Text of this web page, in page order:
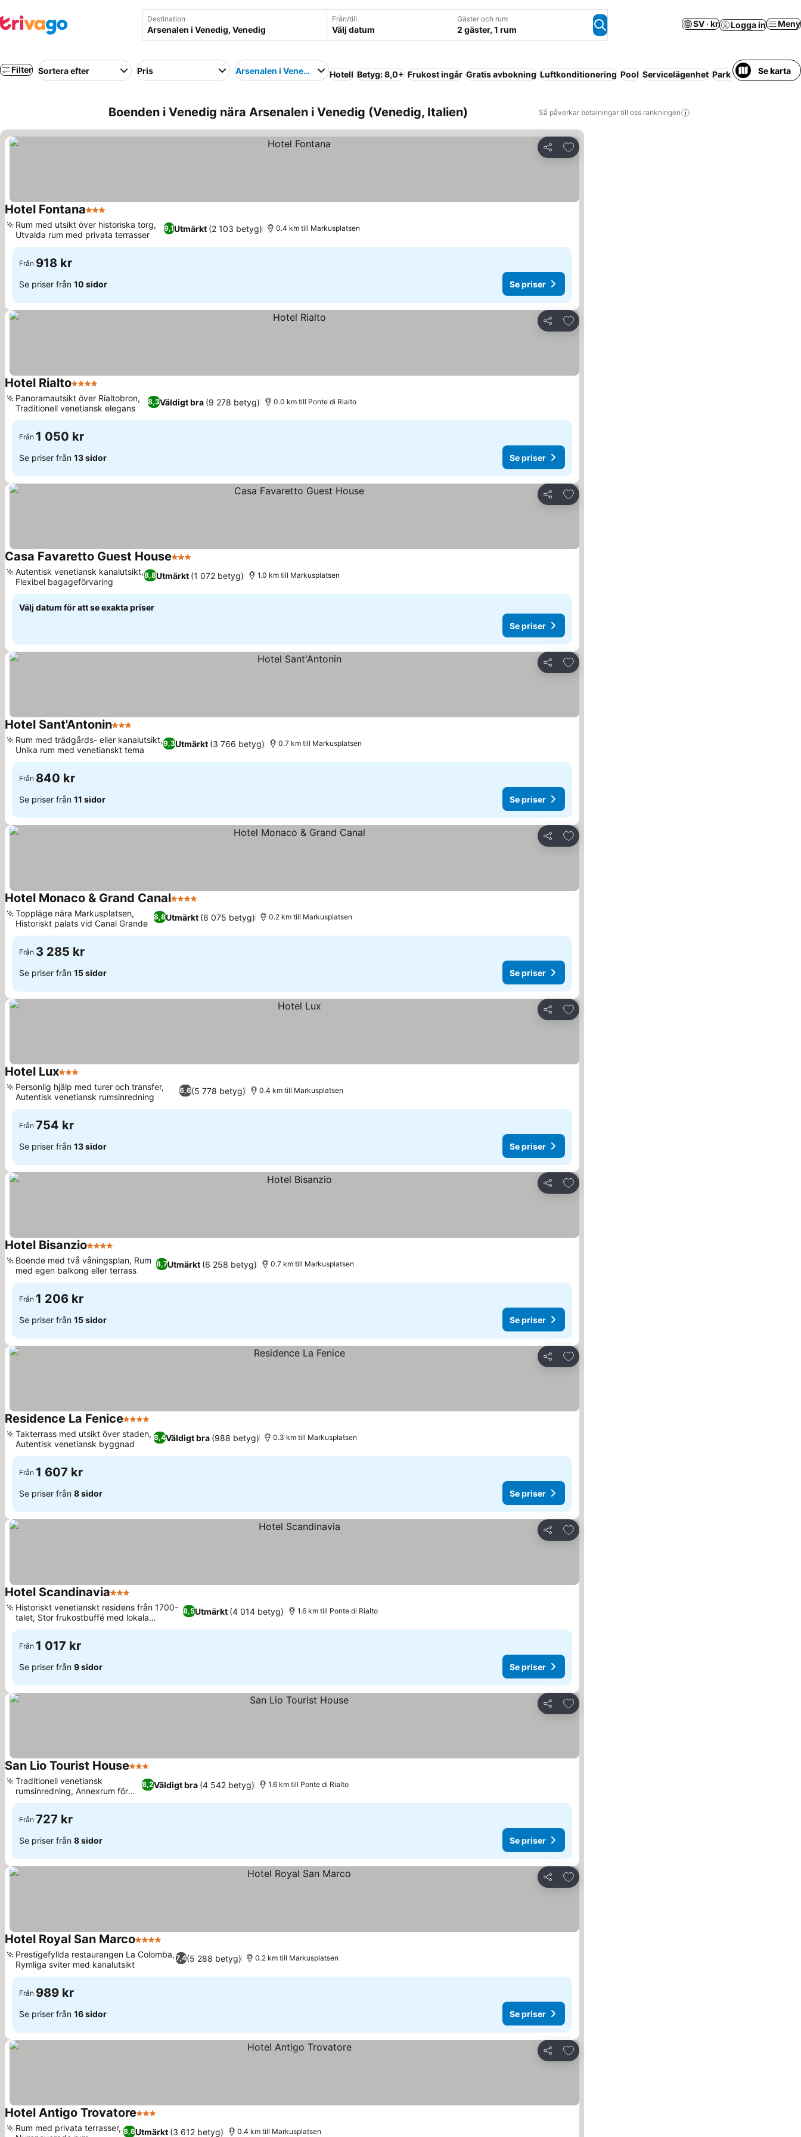
Destination Från/till
Välj datum
Gäster och rum
2 gäster, 1 rum
SV · kr Logga in Meny
Filter Sortera efter Pris Arsenalen i Venedig Hotell Betyg: 8,0+ Frukost ingår Gratis avbokning Luftkonditionering Pool Servicelägenhet Parkering Se karta
Boenden i Venedig nära Arsenalen i Venedig (Venedig, Italien) Så påverkar betalningar till oss rankningen
Dela
Lägg till i Mina Favoriter
Hotel Fontana3 Stjärnor
9,1Utmärkt (2 103 betyg)
Rum med utsikt över historiska torg,
Utvalda rum med privata terrasser
0.4 km till Markusplatsen
Från 918 kr
Se priser från 10 sidor Se priser
Dela
Lägg till i Mina Favoriter
Hotel Rialto4 Stjärnor
8,3Väldigt bra (9 278 betyg)
Panoramautsikt över Rialtobron,
Traditionell venetiansk elegans
0.0 km till Ponte di Rialto
Från 1 050 kr
Se priser från 13 sidor Se priser
Dela
Lägg till i Mina Favoriter
Casa Favaretto Guest House3 Stjärnor
8,8Utmärkt (1 072 betyg)
Autentisk venetiansk kanalutsikt,
Flexibel bagageförvaring
1.0 km till Markusplatsen
Välj datum för att se exakta priser
Se priser
Dela
Lägg till i Mina Favoriter
Hotel Sant'Antonin3 Stjärnor
9,3Utmärkt (3 766 betyg)
Rum med trädgårds- eller kanalutsikt,
Unika rum med venetianskt tema
0.7 km till Markusplatsen
Från 840 kr
Se priser från 11 sidor Se priser
Dela
Lägg till i Mina Favoriter
Hotel Monaco & Grand Canal4 Stjärnor
8,8Utmärkt (6 075 betyg)
Toppläge nära Markusplatsen,
Historiskt palats vid Canal Grande
0.2 km till Markusplatsen
Från 3 285 kr
Se priser från 15 sidor Se priser
Dela
Lägg till i Mina Favoriter
Hotel Lux3 Stjärnor
6,6(5 778 betyg)
Personlig hjälp med turer och transfer,
Autentisk venetiansk rumsinredning
0.4 km till Markusplatsen
Från 754 kr
Se priser från 13 sidor Se priser
Dela
Lägg till i Mina Favoriter
Hotel Bisanzio4 Stjärnor
8,7Utmärkt (6 258 betyg)
Boende med två våningsplan, Rum
med egen balkong eller terrass
0.7 km till Markusplatsen
Från 1 206 kr
Se priser från 15 sidor Se priser
Dela
Lägg till i Mina Favoriter
Residence La Fenice4 Stjärnor
8,4Väldigt bra (988 betyg)
Takterrass med utsikt över staden,
Autentisk venetiansk byggnad
0.3 km till Markusplatsen
Från 1 607 kr
Se priser från 8 sidor Se priser
Dela
Lägg till i Mina Favoriter
Hotel Scandinavia3 Stjärnor
8,5Utmärkt (4 014 betyg)
Historiskt venetianskt residens från 1700-
talet, Stor frukostbuffé med lokala
godsaker
1.6 km till Ponte di Rialto
Från 1 017 kr
Se priser från 9 sidor Se priser
Dela
Lägg till i Mina Favoriter
San Lio Tourist House3 Stjärnor
8,2Väldigt bra (4 542 betyg)
Traditionell venetiansk
rumsinredning, Annexrum för
familjer
1.6 km till Ponte di Rialto
Från 727 kr
Se priser från 8 sidor Se priser
Dela
Lägg till i Mina Favoriter
Hotel Royal San Marco4 Stjärnor
7,4(5 288 betyg)
Prestigefyllda restaurangen La Colomba,
Rymliga sviter med kanalutsikt
0.2 km till Markusplatsen
Från 989 kr
Se priser från 16 sidor Se priser
Dela
Lägg till i Mina Favoriter
Hotel Antigo Trovatore3 Stjärnor
8,6Utmärkt (3 612 betyg)
Rum med privata terrasser,
0.4 km till Markusplatsen